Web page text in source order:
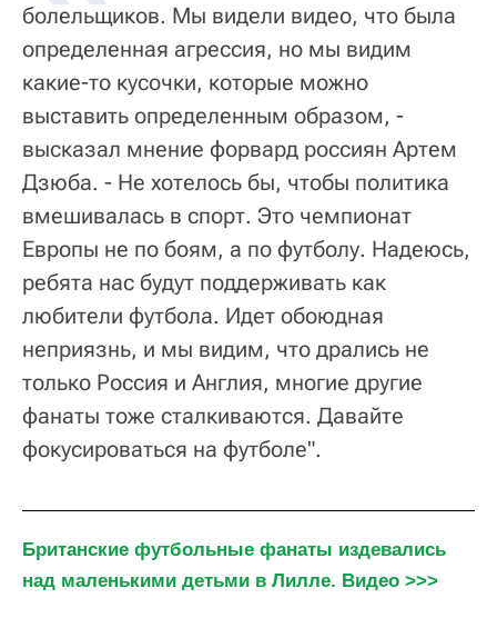
болельщиков. Мы видели видео, что была
определенная агрессия, но мы видим
какие-то кусочки, которые можно
выставить определенным образом, -
высказал мнение форвард россиян Артем
Дзюба. - Не хотелось бы, чтобы политика
вмешивалась в спорт. Это чемпионат
Европы не по боям, а по футболу. Надеюсь,
ребята нас будут поддерживать как
любители футбола. Идет обоюдная
неприязнь, и мы видим, что дрались не
только Россия и Англия, многие другие
фанаты тоже сталкиваются. Давайте
фокусироваться на футболе".
Британские футбольные фанаты издевались
над маленькими детьми в Лилле. Видео >>>